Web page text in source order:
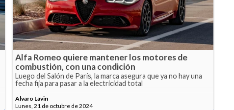
Alfa Romeo quiere mantener los motores de
combustión, con una condición
Luego del Salón de París, la marca asegura que ya no hay una
fecha fija para pasar a la electricidad total
Alvaro Lavin
Lunes, 21 de octubre de 2024